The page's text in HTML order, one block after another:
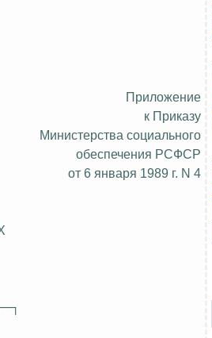
Приложение
к Приказу
Министерства социального
обеспечения РСФСР
от 6 января 1989 г. N 4